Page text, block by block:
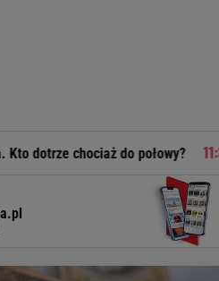
połowy? Awantura na